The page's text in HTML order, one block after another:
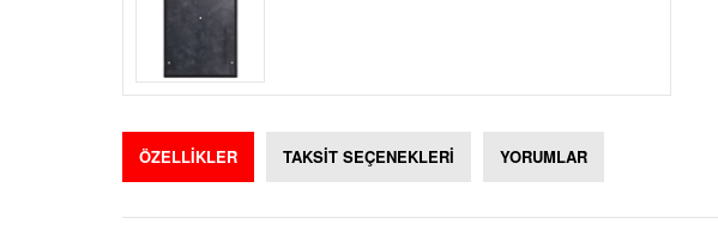
ÖZELLİKLER TAKSİT SEÇENEKLERİ YORUMLAR